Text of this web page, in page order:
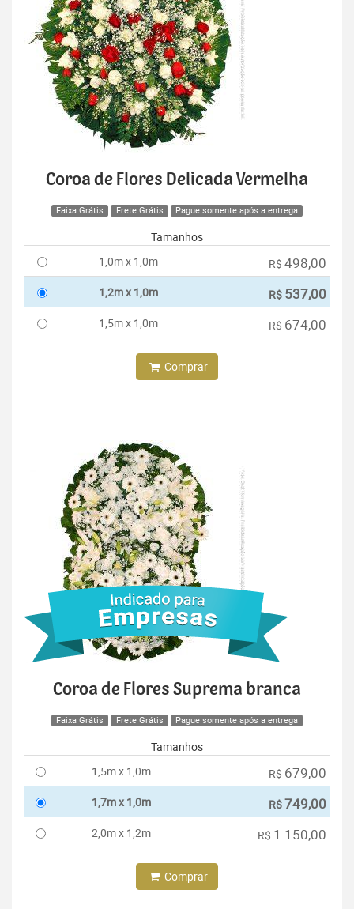
Coroa de Flores Delicada Vermelha
Faixa Grátis Frete Grátis Pague somente após a entrega
Tamanhos
1,0m x 1,0m
R$ 498,00
1,2m x 1,0m R$ 537,00
1,5m x 1,0m R$ 674,00
Comprar
Coroa de Flores Suprema branca
Faixa Grátis Frete Grátis Pague somente após a entrega
Tamanhos
1,5m x 1,0m
R$ 679,00
1,7m x 1,0m R$749,00
2,0m x 1,2m R$ 1.150,00
Comprar